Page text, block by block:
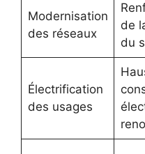
Modernisation
des réseaux
de
du
Électrification
des usages